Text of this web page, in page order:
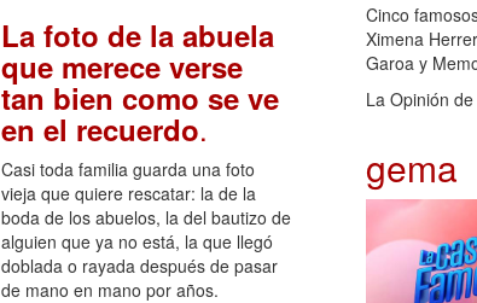
La foto de la abuela
que merece verse
tan bien como se ve
en el recuerdo.
Casi toda familia guarda una foto
vieja que quiere rescatar: la de la
boda de los abuelos, la del bautizo de
alguien que ya no está, la que llegó
doblada o rayada después de pasar
de mano en mano por años.
Cinco
Ximena
Garoa y
La Opinión
gema